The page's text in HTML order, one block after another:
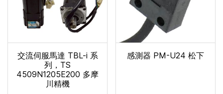
交流伺服馬達 TBL-i 系
列，TS
4509N1205E200 多摩
川精機
感測器 PM-U24 松下